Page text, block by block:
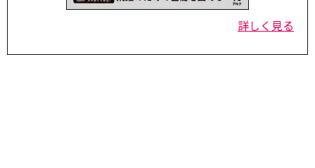
詳しく見る